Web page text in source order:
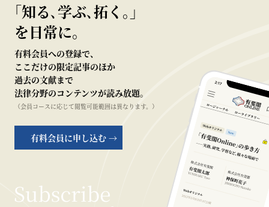
｢知る､学ぶ､拓く｡｣
を日常に。
有料会員への登録で、
ここだけの限定記事のほか
過去の文献まで
法律分野のコンテンツが読み放題。
（会員コースに応じて閲覧可能範囲は異なります。）
有料会員に申し込む →